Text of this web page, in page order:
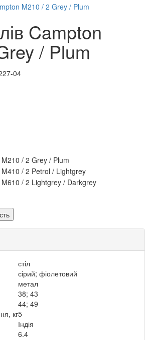
Campton
/ Plum
04
стіл
сірий; фіолетовий
метал
38; 43
44; 49
кг5
Індія
6.4